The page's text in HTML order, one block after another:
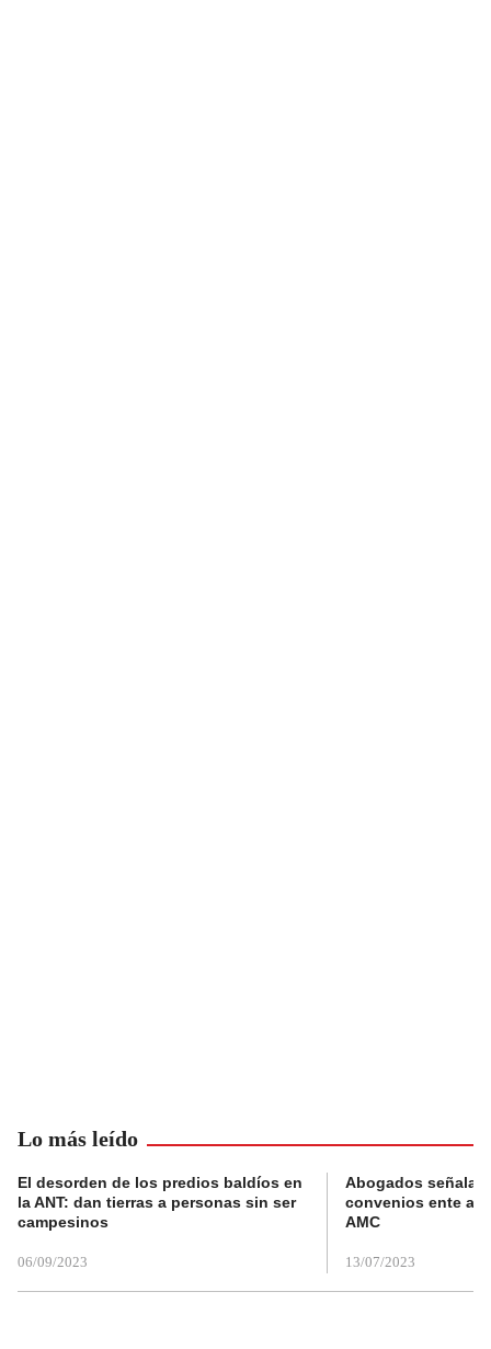
Lo más leído
El desorden de los predios baldíos en
la ANT: dan tierras a personas sin ser
campesinos
06/09/2023
Abogados
convenios ente
AMC
13/07/2023